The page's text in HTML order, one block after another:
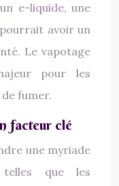
e-liquide, une
avoir un
Le vapotage
pour les
fumer.
facteur clé
une myriade
telles que les